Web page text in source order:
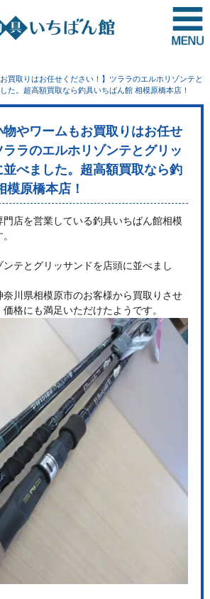
買取りはお任せください！】ツララのエルホリゾンテと
た。超高額買取なら釣具いちばん館 相模原橋本店！
物やワームもお買取りはお任せ
ララのエルホリゾンテとグリッ
べました。超高額買取なら釣
模原橋本店！
店を営業している釣具いちばん館相模
テとグリッサンドを店頭に並べまし
川県相模原市のお客様から買取りさせ
格にも満足いただけたようです。